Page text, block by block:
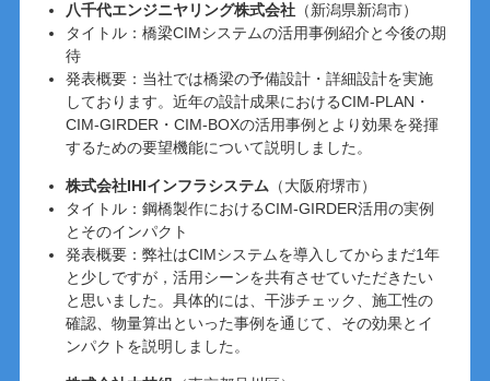
八千代エンジニヤリング株式会社 （新潟県新潟市）
タイトル：橋梁CIMシステムの活用事例紹介と今後の期
待
発表概要：当社では橋梁の予備設計・詳細設計を実施
しております。近年の設計成果におけるCIM-PLAN・
CIM-GIRDER・CIM-BOXの活用事例とより効果を発揮
するための要望機能について説明しました。
株式会社IHIインフラシステム （大阪府堺市）
タイトル：鋼橋製作におけるCIM-GIRDER活用の実例
とそのインパクト
発表概要：弊社はCIMシステムを導入してからまだ1年
と少しですが，活用シーンを共有させていただきたい
と思いました。具体的には、干渉チェック、施工性の
確認、物量算出といった事例を通じて、その効果とイ
ンパクトを説明しました。